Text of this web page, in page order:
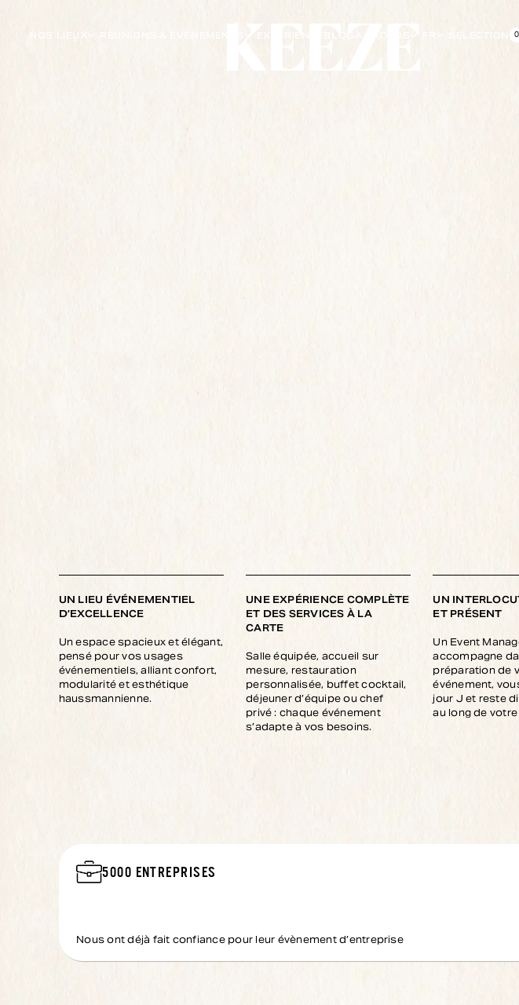
NOS LIEUX RÉUNIONS & ÉVÈNEMENTS EXPÉRIENCE SÉLECTION 0
UN LIEU ÉVÉNEMENTIEL
D’EXCELLENCE
Un espace spacieux et élégant,
pensé pour vos usages
événementiels, alliant confort,
modularité et esthétique
haussmannienne.
UNE EXPÉRIENCE COMPLÈTE
ET DES SERVICES À LA
CARTE
Salle équipée, accueil sur
mesure, restauration
personnalisée, buffet cocktail,
déjeuner d’équipe ou chef
privé : chaque événement
s’adapte à vos besoins.
UN
ET PRÉSENT
Un Event
accompagne
préparation de
événement,
jour J et reste
au long de
5000 ENTREPRISES
Nous ont déjà fait confiance pour leur évènement d’entreprise